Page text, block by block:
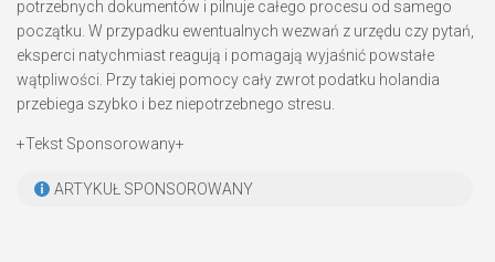
potrzebnych dokumentów i pilnuje całego procesu od samego
początku. W przypadku ewentualnych wezwań z urzędu czy pytań,
eksperci natychmiast reagują i pomagają wyjaśnić powstałe
wątpliwości. Przy takiej pomocy cały zwrot podatku holandia
przebiega szybko i bez niepotrzebnego stresu.
+Tekst Sponsorowany+
ARTYKUŁ SPONSOROWANY